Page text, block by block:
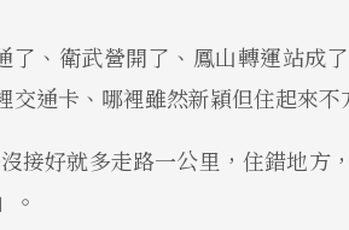
了、衛武營開了、鳳山轉運站
通卡、哪裡雖然新穎但住起來不
接好就多走路一公里，住錯地方
。